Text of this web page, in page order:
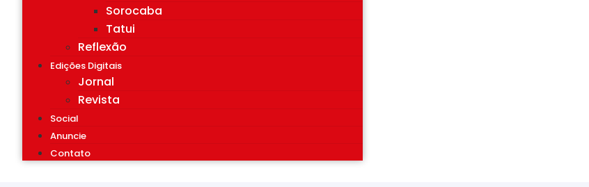
Sorocaba
Tatui
Reflexão
Edições Digitais
Jornal
Revista
Social
Anuncie
Contato